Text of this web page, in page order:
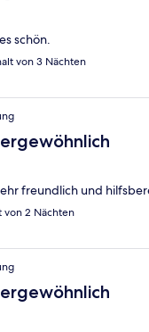
schön.
von 3 Nächten
freundlich und
von 2 Nächten